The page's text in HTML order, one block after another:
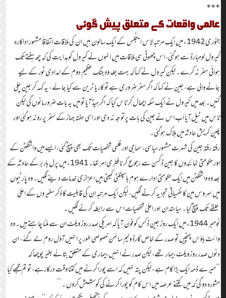
***
عالمی واقعات کے متعلق پیش گوئی
جنوری 1942ء میں ایک مرتبہ لاس اینجلس کے ایک سالون میں ان کی ملاقات اتفاقاً مشہور اداکارہ
کیرول لومبارڈ سے ہوگئی، اس چھوٹی سی ملاقات میں انہوں نے کیرول کو ہدایت کی کہ چھ ہفتے تک
ہوائی سفر نہ کرے۔ لیکن کیرول نے کہا کہ بہت جلد وہ جنگ عظیم دوم کے امدادی ٹور کے لیے
جانے والی ہے، جین نے کہا کہ اگر سفر ضروری ہے تو کار یا ٹرین سے کیا جائے ، یہ کہہ کر جین چلی
گئیں۔ بعد میں کیرول نے ایک سکہ اچھال کر ٹاس کیا کہ اگر ہیڈ آیا تو میں یہ بات ضرور مانوں گی لیکن
ٹاس میں ٹیل آیا اب اس نےجین کی بات پرتو جہ نہ دی اور اسی ہفتہ جہاز کے سفر پر رونہ ہوگئی اور
پلین کریش حادثہ میں ہلاک ہوگئی۔
رفتہ رفتہ جین کی شہرت مشہور سیاسی، سماجی اور فلمی شخصیات تک بھی پہنچ گئی، ایسے میں واشنگٹن کے
اور حکومتی نمائندوں کا جین ڈکسن سے رجوع کرنا فطری امر تھا۔ 1941ء میں پرل ہاربر کے حادثہ کے
بعد وہ واشنگٹن میں ایک حکومتی ادارے ہوم ہاسپٹلٹی کمیٹی میں اعزازی خدمات دینے لگیں۔ وہ پارٹیوں
میں سروس مین کا نفسیاتی تجزیہ کرنے لگیں، لیکن ایک مرتبہ ان کی قابلیت کا ذکر سفیروں کے اعلیٰ
حلقے تک پہنچ گیا۔ سیاستدان اور اعلیٰ شخصیات اس سے رابطہ کرنے لگیں۔
نومبر 1944ء میں ایک روز جین ڈکس کو فون آیا کہ امریکی صدر روز ویلٹ ان سے ملنا چاہتے ہیں۔ وہ
وائٹ ہاؤس پہنچیں تو صدر کے خاص گارڈ ولیم سائمن خصوصی طور پر انہیں آؤل روم لے گئے ، ان
دنوں صدر روز ویلٹ بیمار تھے، لیکن صدر نے انہیں بیماری کے متعلق بتائے بغیر پوچھا کہ
‘‘میرے ذمہ ایک بڑا کام ہے ، لیکن پتہ نہیں کہ اسے پورا کرنے میں کتنا وقت درکارہے، تو تم مجھے کیا
مشورہ دو گی کہ میں کتنے عرصہ میں اس کام کو پورا کرنے کی کوشش کروں ۔ ’’